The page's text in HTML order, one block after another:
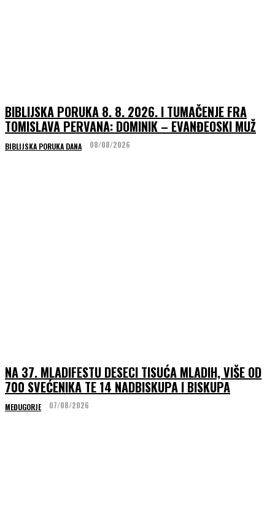
BIBLIJSKA PORUKA 8. 8. 2026. I TUMAČENJE FRA
TOMISLAVA PERVANA: DOMINIK – EVANĐEOSKI MUŽ
BIBLIJSKA PORUKA DANA 08/08/2026
NA 37. MLADIFESTU DESECI TISUĆA MLADIH, VIŠE OD
700 SVEĆENIKA TE 14 NADBISKUPA I BISKUPA
MEĐUGORJE 07/08/2026